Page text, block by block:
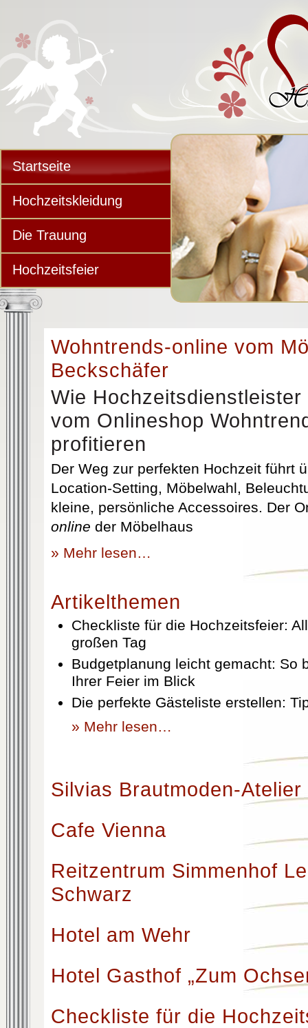
Startseite
Hochzeitskleidung
Die Trauung
Hochzeitsfeier
Wohntrends-online vom
Beckschäfer
Wie
vom Onlineshop
profitieren
Der Weg zur perfekten Hochzeit führt
Location-Setting, Möbelwahl,
kleine, persönliche Accessoires. Der
online der Möbelhaus
» Mehr lesen…
Artikelthemen
Checkliste für die Hochzeitsfeier:
großen Tag
Budgetplanung leicht gemacht: So
Ihrer Feier im Blick
Die perfekte Gästeliste erstellen:
» Mehr lesen…
Silvias Brautmoden-Atelier
Cafe Vienna
Reitzentrum Simmenhof
Schwarz
Hotel am Wehr
Hotel Gasthof „Zum
Checkliste für die